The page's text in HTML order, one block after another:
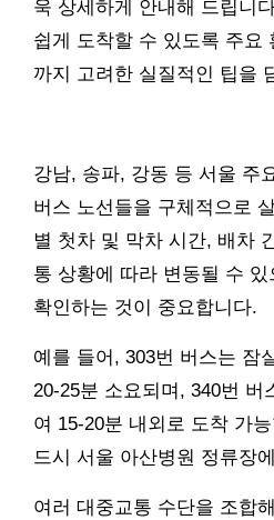
욱 상세하게 안내해 드립니
쉽게 도착할 수 있도록 주요
까지 고려한 실질적인 팁을
강남, 송파, 강동 등 서울 주
버스 노선들을 구체적으로
별 첫차 및 막차 시간, 배차
통 상황에 따라 변동될 수 있
확인하는 것이 중요합니다.
예를 들어, 303번 버스는 잠
20-25분 소요되며, 340번 버
여 15-20분 내외로 도착 가
드시 서울 아산병원 정류장
여러 대중교통 수단을 조합